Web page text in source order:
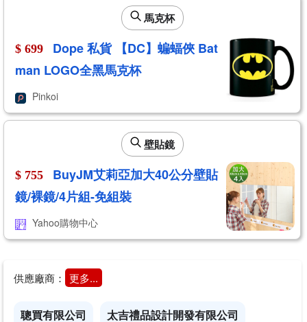
馬克杯
$ 699
Dope 私貨 【DC】蝙蝠俠 Bat
man LOGO全黑馬克杯
Pinkoi
壁貼鏡
$ 755
BuyJM艾莉亞加大40公分壁貼
鏡/裸鏡/4片組-免組裝
Yahoo購物中心
供應廠商： 更多...
聰買有限公司 太吉禮品設計開發有限公司